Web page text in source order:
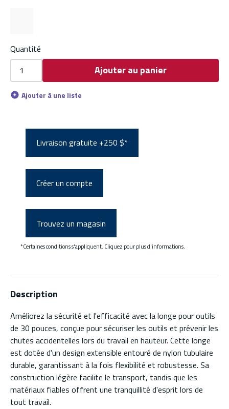
Quantité
Ajouter au panier
Ajouter à une liste
Livraison gratuite +250 $*
Créer un compte
Trouvez un magasin
*Certaines conditions s'appliquent. Cliquez pour plus d'informations.
Description
Améliorez la sécurité et l'efficacité avec la longe pour outils
de 30 pouces, conçue pour sécuriser les outils et prévenir les
chutes accidentelles lors du travail en hauteur. Cette longe
est dotée d'un design extensible entouré de nylon tubulaire
durable, garantissant à la fois flexibilité et robustesse. Sa
construction légère facilite le transport, tandis que les
matériaux fiables offrent une tranquillité d'esprit lors de
tout travail.